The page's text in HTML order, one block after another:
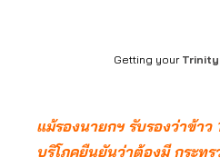
Getting your Trinity
แม้รองนายกฯ รับรองว่าข้า
บริโภคยืนยันว่าต้องมี กระท